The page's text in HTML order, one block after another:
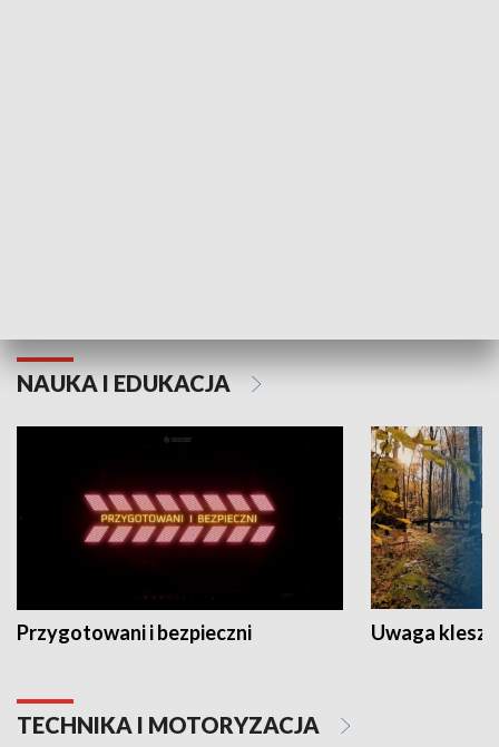
NAUKA I EDUKACJA
Przygotowani i bezpieczni Uwaga
TECHNIKA I MOTORYZACJA